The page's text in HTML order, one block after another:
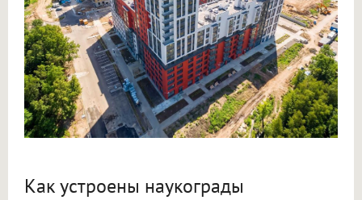
Как устроены наукограды